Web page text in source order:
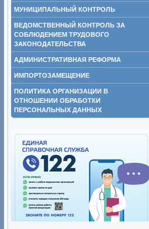
МУНИЦИПАЛЬНЫЙ КОНТРОЛЬ
ВЕДОМСТВЕННЫЙ КОНТРОЛЬ ЗА
СОБЛЮДЕНИЕМ ТРУДОВОГО
ЗАКОНОДАТЕЛЬСТВА
АДМИНИСТРАТИВНАЯ РЕФОРМА
ИМПОРТОЗАМЕЩЕНИЕ
ПОЛИТИКА ОРГАНИЗАЦИИ В
ОТНОШЕНИИ ОБРАБОТКИ
ПЕРСОНАЛЬНЫХ ДАННЫХ